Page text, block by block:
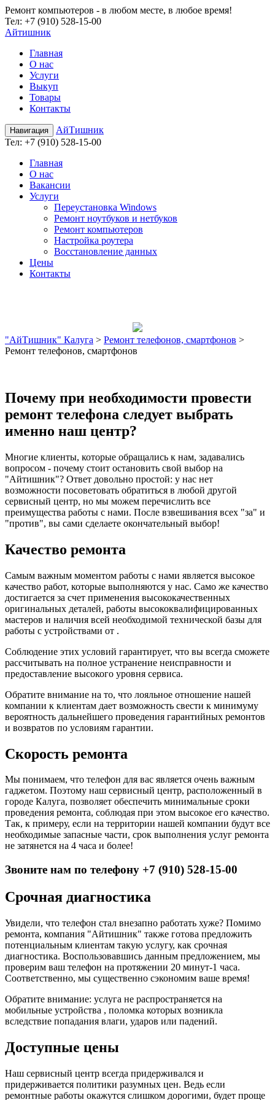
Ремонт компьютеров - в любом месте, в любое время!
Teл: +7 (910) 528-15-00
Айтишник
Главная
О нас
Услуги
Выкуп
Товары
Контакты
Навигация
АйТишник
Teл: +7 (910) 528-15-00
Главная
О нас
Вакансии
Услуги
Переустановка Windows
Ремонт ноутбуков и нетбуков
Ремонт компьютеров
Настройка роутера
Восстановление данных
Цены
Контакты
"АйТишник" Калуга > Ремонт телефонов, смартфонов >
Ремонт телефонов, смартфонов
Почему при необходимости провести
ремонт телефона следует выбрать
именно наш центр?
Многие клиенты, которые обращались к нам, задавались
вопросом - почему стоит остановить свой выбор на
"Айтишник"? Ответ довольно простой: у нас нет
возможности посоветовать обратиться в любой другой
сервисный центр, но мы можем перечислить все
преимущества работы с нами. После взвешивания всех "за" и
"против", вы сами сделаете окончательный выбор!
Качество ремонта
Самым важным моментом работы с нами является высокое
качество работ, которые выполняются у нас. Само же качество
достигается за счет применения высококачественных
оригинальных деталей, работы высококвалифицированных
мастеров и наличия всей необходимой технической базы для
работы с устройствами от .
Соблюдение этих условий гарантирует, что вы всегда сможете
рассчитывать на полное устранение неисправности и
предоставление высокого уровня сервиса.
Обратите внимание на то, что лояльное отношение нашей
компании к клиентам дает возможность свести к минимуму
вероятность дальнейшего проведения гарантийных ремонтов
и возвратов по условиям гарантии.
Скорость ремонта
Мы понимаем, что телефон для вас является очень важным
гаджетом. Поэтому наш сервисный центр, расположенный в
городе Калуга, позволяет обеспечить минимальные сроки
проведения ремонта, соблюдая при этом высокое его качество.
Так, к примеру, если на территории нашей компании будут все
необходимые запасные части, срок выполнения услуг ремонта
не затянется на 4 часа и более!
Звоните нам по телефону +7 (910) 528-15-00
Срочная диагностика
Увидели, что телефон стал внезапно работать хуже? Помимо
ремонта, компания "Айтишник" также готова предложить
потенциальным клиентам такую услугу, как срочная
диагностика. Воспользовавшись данным предложением, мы
проверим ваш телефон на протяжении 20 минут-1 часа.
Соответственно, мы существенно сэкономим ваше время!
Обратите внимание: услуга не распространяется на
мобильные устройства , поломка которых возникла
вследствие попадания влаги, ударов или падений.
Доступные цены
Наш сервисный центр всегда придерживался и
придерживается политики разумных цен. Ведь если
ремонтные работы окажутся слишком дорогими, будет проще